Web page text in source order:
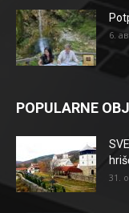
6.
POPULARNE
31.